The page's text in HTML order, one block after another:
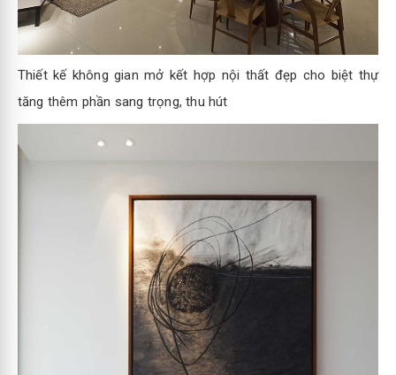
Thiết kế không gian mở kết hợp nội thất đẹp cho biệt thự
tăng thêm phần sang trọng, thu hút